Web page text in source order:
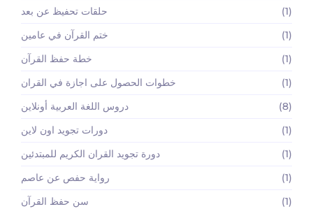
حلقات تحفيظ عن بعد
(1)
ختم القرآن في عامين
(1)
خطة حفظ القرآن
(1)
خطوات الحصول على اجازة في القران
(1)
دروس اللغة العربية أونلاين
(8)
دورات تجويد اون لاين
(1)
دورة تجويد القران الكريم للمبتدئين
(1)
رواية حفص عن عاصم
(1)
سن حفظ القرآن
(1)